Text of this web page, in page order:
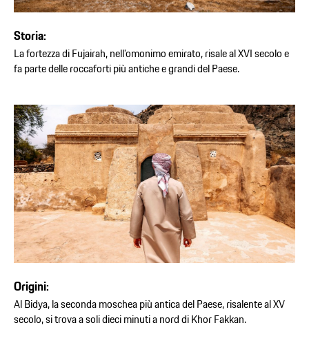
Storia:
La fortezza di Fujairah, nell’omonimo emirato, risale al XVI secolo e
fa parte delle roccaforti più antiche e grandi del Paese.
Origini:
Al Bidya, la seconda moschea più antica del Paese, risalente al XV
secolo, si trova a soli dieci minuti a nord di Khor Fakkan.